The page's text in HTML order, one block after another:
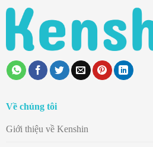
Về chúng tôi
Giới thiệu về Kenshin